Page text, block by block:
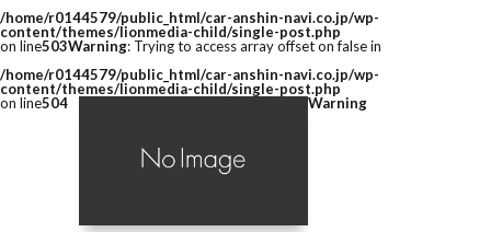
/home/r0144579/public_html/car-anshin-navi.co.jp/wp-
content/themes/lionmedia-child/single-post.php
on line503Warning: Trying to access array offset on false in
/home/r0144579/public_html/car-anshin-navi.co.jp/wp-
content/themes/lionmedia-child/single-post.php
on line504 Warning